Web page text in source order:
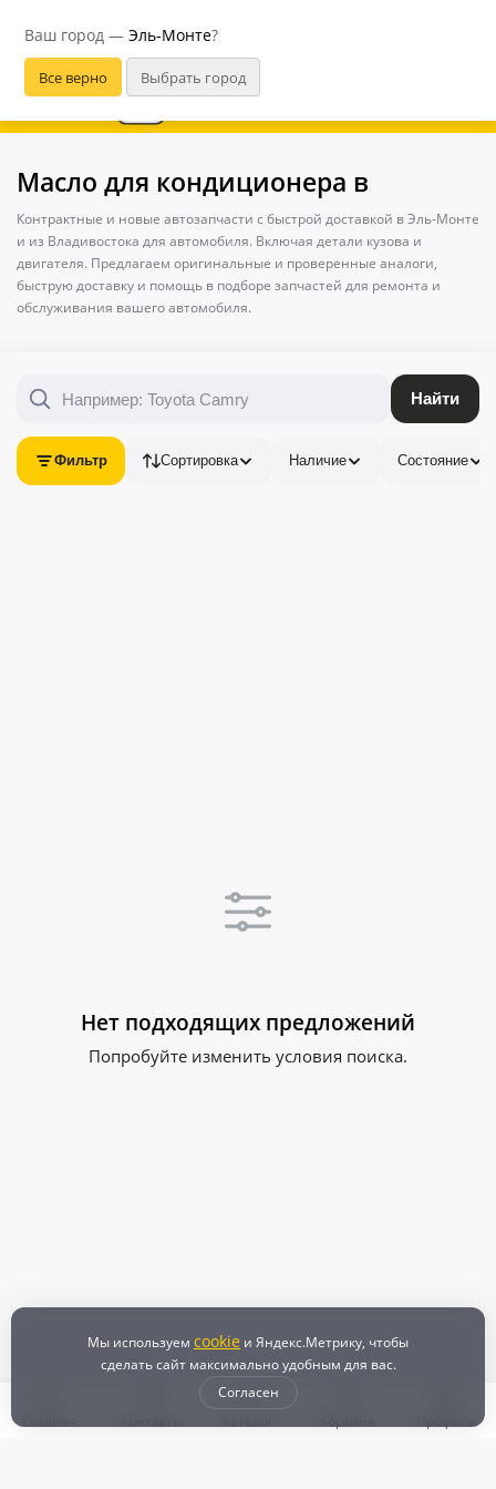
Ваш город — Эль-Монте?
В приложении удобнее
Масло для кондиционера в
Контрактные и новые автозапчасти с быстрой доставкой в Эль-Монте
и из Владивостока для автомобиля. Включая детали кузова и
двигателя. Предлагаем оригинальные и проверенные аналоги,
быструю доставку и помощь в подборе запчастей для ремонта и
обслуживания вашего автомобиля.
Найти
Фильтр Сортировка Наличие Состояние
Нет подходящих предложений
Попробуйте изменить условия поиска.
Мы используем cookie и Яндекс.Метрику, чтобы
сделать сайт максимально удобным для вас.
Согласен